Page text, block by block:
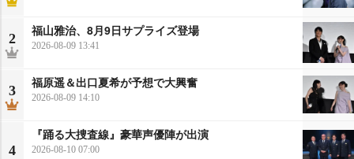
2
福山雅治、8月9日サプライズ登場
2026-08-09 13:41
3
福原遥＆出口夏希が予想で大興奮
2026-08-09 14:10
4
『踊る大捜査線』豪華声優陣が出演
2026-08-10 07:00